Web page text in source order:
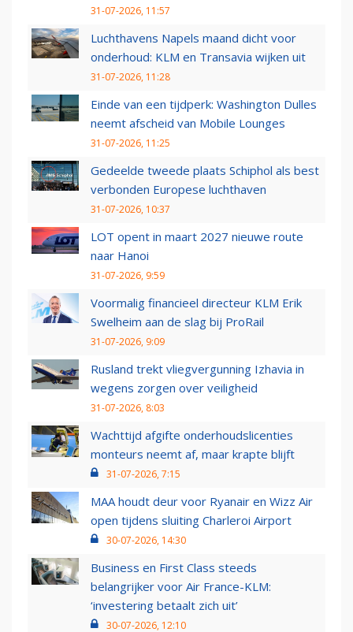
31-07-2026, 11:57
Luchthavens Napels maand dicht voor
onderhoud: KLM en Transavia wijken uit
31-07-2026, 11:28
Einde van een tijdperk: Washington Dulles
neemt afscheid van Mobile Lounges
31-07-2026, 11:25
Gedeelde tweede plaats Schiphol als best
verbonden Europese luchthaven
31-07-2026, 10:37
LOT opent in maart 2027 nieuwe route
naar Hanoi
31-07-2026, 9:59
Voormalig financieel directeur KLM Erik
Swelheim aan de slag bij ProRail
31-07-2026, 9:09
Rusland trekt vliegvergunning Izhavia in
wegens zorgen over veiligheid
31-07-2026, 8:03
Wachttijd afgifte onderhoudslicenties
monteurs neemt af, maar krapte blijft
31-07-2026, 7:15
MAA houdt deur voor Ryanair en Wizz Air
open tijdens sluiting Charleroi Airport
30-07-2026, 14:30
Business en First Class steeds
belangrijker voor Air France-KLM:
‘investering betaalt zich uit’
30-07-2026, 12:10